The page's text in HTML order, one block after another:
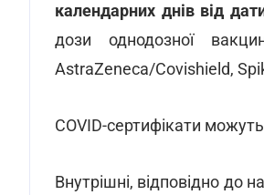
календарних днів від
дози однодозної
AstraZeneca/Covishield,
COVID-сертифікати
Внутрішні, відповідно до